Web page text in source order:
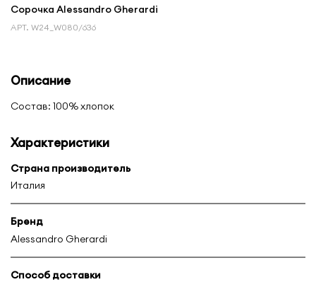
Сорочка Alessandro Gherardi
АРТ. W24_W080/636
Описание
Состав: 100% хлопок
Характеристики
Страна производитель
Италия
Бренд
Alessandro Gherardi
Способ доставки